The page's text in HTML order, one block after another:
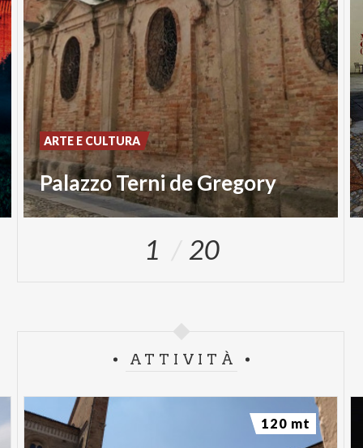
Palazzo Terni de Gregory
ARTE E CULTURA
1 20
ATTIVITÀ
120 mt